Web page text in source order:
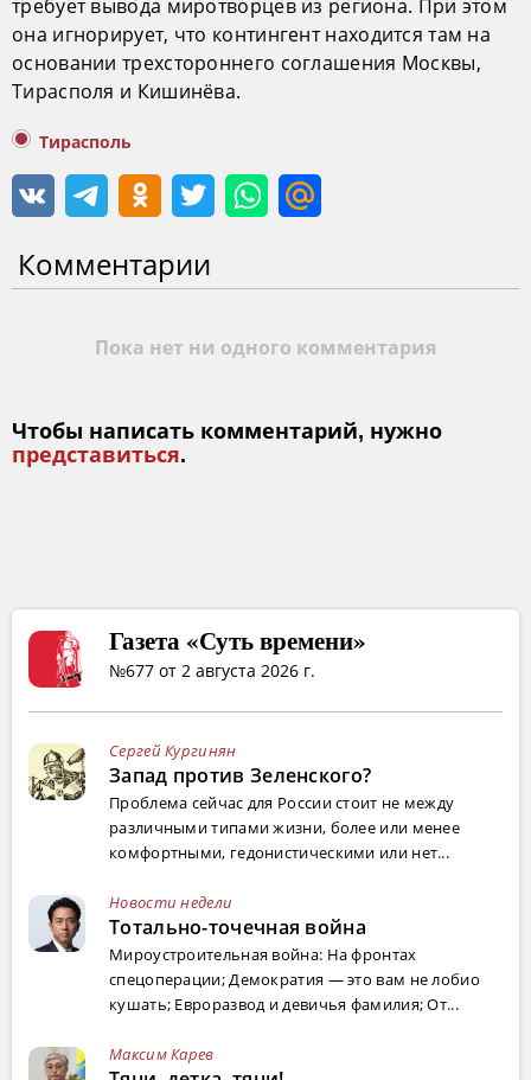
требует вывода миротворцев из региона. При этом
она игнорирует, что контингент находится там на
основании трехстороннего соглашения Москвы,
Тирасполя и Кишинёва.
Тирасполь
Комментарии
Пока нет ни одного комментария
Чтобы написать комментарий, нужно
представиться.
Газета «Суть времени»
№677 от 2 августа 2026 г.
Сергей Кургинян
Запад против Зеленского?
Проблема сейчас для России стоит не между
различными типами жизни, более или менее
комфортными, гедонистическими или нет...
Новости недели
Тотально-точечная война
Мироустроительная война: На фронтах
спецоперации; Демократия — это вам не лобио
кушать; Евроразвод и девичья фамилия; От...
Максим Карев